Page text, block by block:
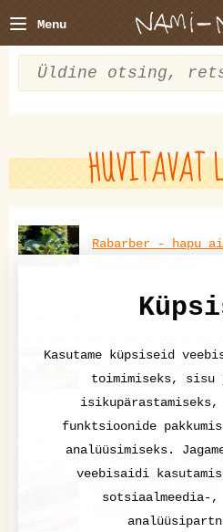
Menu
HUVITAVAT
Rabarber - hapu
Millised taimed
Pille Petersoo ja
Kasutame küpsiseid
toimimiseks, sisu
funktsioonide
analüüsimiseks.
veebisaidi
sotsiaalmeedia-